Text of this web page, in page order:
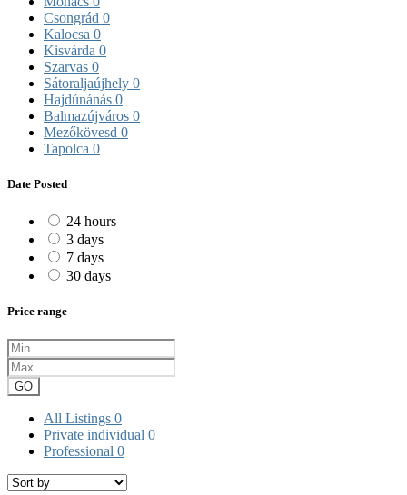
Csongrád 0
Kalocsa 0
Kisvárda 0
Szarvas 0
Sátoraljaújhely 0
Hajdúnánás 0
Balmazújváros 0
Mezőkövesd 0
Tapolca 0
Date Posted
24 hours
3 days
7 days
30 days
Price range
GO
All Listings 0
Private individual 0
Professional 0